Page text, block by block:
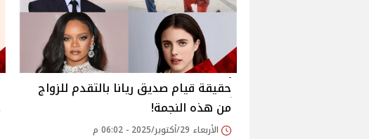
حقيقة قيام صديق ريانا بالتقدم للزواج
من هذه النجمة!
الأربعاء 29/أكتوبر/2025 - 06:02 م